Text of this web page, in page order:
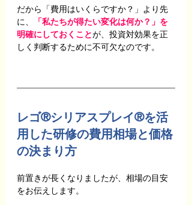
だから「費用はいくらですか？」より先
に、
「私たちが得たい変化は何か？」を
明確にしておくことが、投資対効果を正
しく判断するために不可欠なのです。
レゴ®シリアスプレイ®を活
用した研修の費用相場と価格
の決まり方
前置きが長くなりましたが、相場の目安
をお伝えします。